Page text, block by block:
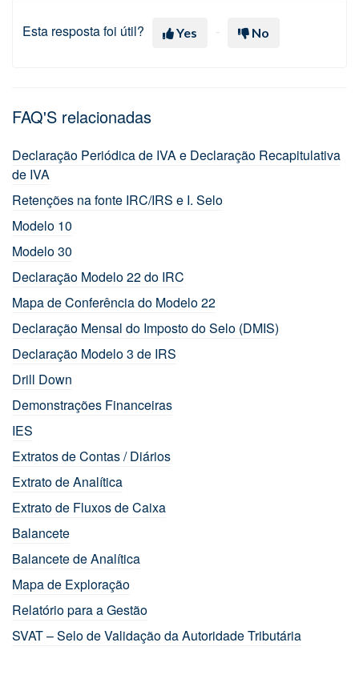
Esta resposta foi útil? Yes No
FAQ'S relacionadas
Declaração Periódica de IVA e Declaração Recapitulativa
de IVA
Retenções na fonte IRC/IRS e I. Selo
Modelo 10
Modelo 30
Declaração Modelo 22 do IRC
Mapa de Conferência do Modelo 22
Declaração Mensal do Imposto do Selo (DMIS)
Declaração Modelo 3 de IRS
Drill Down
Demonstrações Financeiras
IES
Extratos de Contas / Diários
Extrato de Analítica
Extrato de Fluxos de Caixa
Balancete
Balancete de Analítica
Mapa de Exploração
Relatório para a Gestão
SVAT – Selo de Validação da Autoridade Tributária